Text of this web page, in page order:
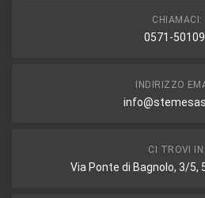
CHIAMACI:
0571-
INDIRIZZO
CI TROVI IN:
Via Ponte di Bagnolo, 3/5,